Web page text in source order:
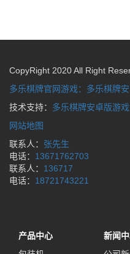
CopyRight 2020 All Right
多乐棋牌官网游戏：多乐棋牌
技术支持： 多乐棋牌安卓版游戏
网站地图
联系人： 张先生
电话： 13671762703
联系人： 136717
电话： 18721743221
产品中心
新闻